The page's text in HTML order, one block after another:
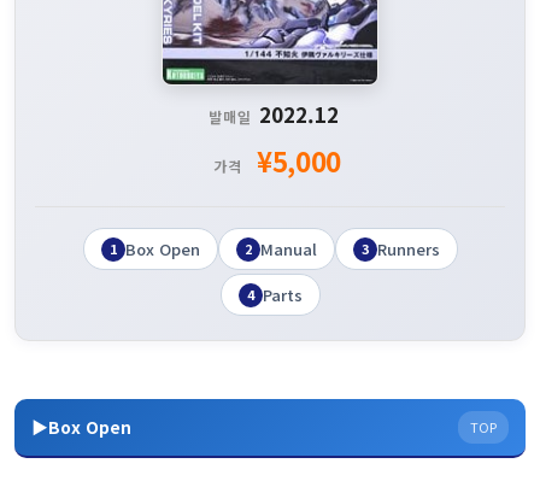
발매일 2022.12
가격 ¥5,000
1 Box Open 2 Manual 3 Runners
4 Parts
▶Box Open TOP